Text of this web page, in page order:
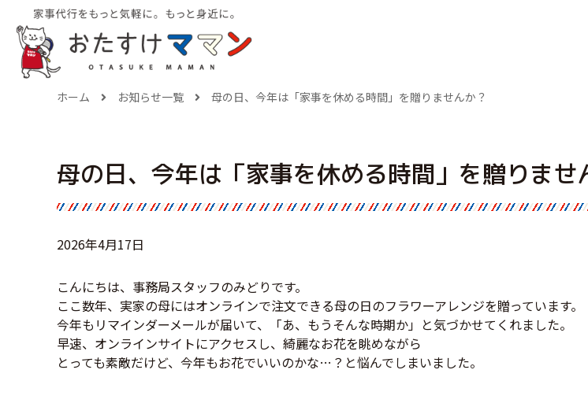
ホーム お知らせ一覧 母の日、今年は「家事を休める時間」を贈りませんか？
母の日、今年は「家事を休める時間」を贈りませ
2026年4月17日
こんにちは、事務局スタッフのみどりです。
ここ数年、実家の母にはオンラインで注文できる母の日のフラワーアレンジを贈っています。
今年もリマインダーメールが届いて、「あ、もうそんな時期か」と気づかせてくれました。
早速、オンラインサイトにアクセスし、綺麗なお花を眺めながら
とっても素敵だけど、今年もお花でいいのかな…？と悩んでしまいました。